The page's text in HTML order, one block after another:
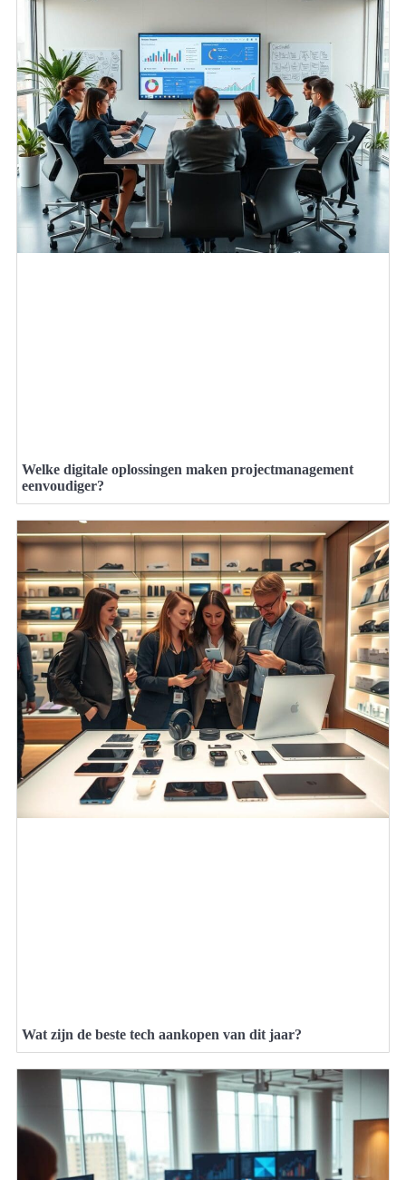
Welke digitale oplossingen maken projectmanagement
eenvoudiger?
Wat zijn de beste tech aankopen van dit jaar?